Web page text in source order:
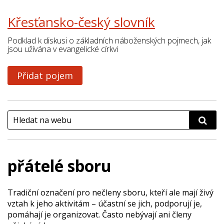
Křesťansko-český slovník
Podklad k diskusi o základních náboženských pojmech, jak
jsou užívána v evangelické církvi
Přidat pojem
přátelé sboru
Tradiční označení pro nečleny sboru, kteří ale mají živý
vztah k jeho aktivitám – účastní se jich, podporují je,
pomáhají je organizovat. Často nebývají ani členy